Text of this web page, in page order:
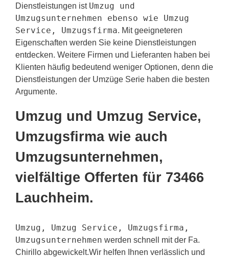
Dienstleistungen ist Umzug und
Umzugsunternehmen ebenso wie Umzug
Service, Umzugsfirma. Mit geeigneteren
Eigenschaften werden Sie keine Dienstleistungen
entdecken. Weitere Firmen und Lieferanten haben bei
Klienten häufig bedeutend weniger Optionen, denn die
Dienstleistungen der Umzüge Serie haben die besten
Argumente.
Umzug und Umzug Service,
Umzugsfirma wie auch
Umzugsunternehmen,
vielfältige Offerten für 73466
Lauchheim.
Umzug, Umzug Service, Umzugsfirma,
Umzugsunternehmen werden schnell mit der Fa.
Chirillo abgewickelt.Wir helfen Ihnen verlässlich und